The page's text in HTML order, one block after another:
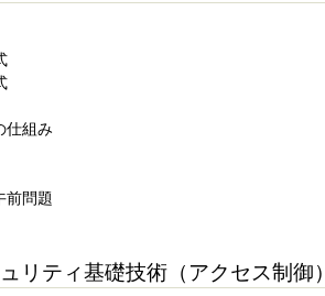
仕組み
前問題
リティ基礎技術（アクセス制御）